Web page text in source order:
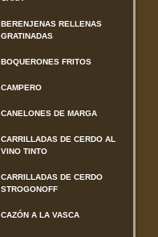
BERENJENAS RELLENAS
GRATINADAS
BOQUERONES FRITOS
CAMPERO
CANELONES DE MARGA
CARRILLADAS DE CERDO AL
VINO TINTO
CARRILLADAS DE CERDO
STROGONOFF
CAZÓN A LA VASCA